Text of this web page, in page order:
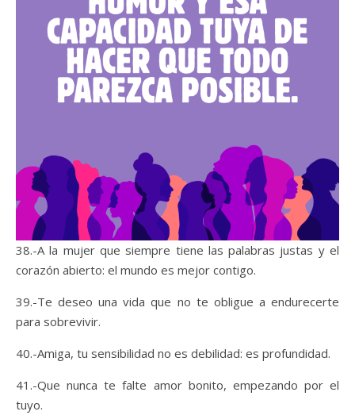
38.-A la mujer que siempre tiene las palabras justas y el
corazón abierto: el mundo es mejor contigo.
39.-Te deseo una vida que no te obligue a endurecerte
para sobrevivir.
40.-Amiga, tu sensibilidad no es debilidad: es profundidad.
41.-Que nunca te falte amor bonito, empezando por el
tuyo.